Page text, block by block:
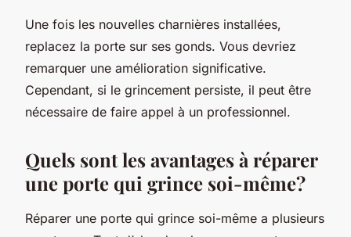
Une fois les nouvelles charnières installées,
replacez la porte sur ses gonds. Vous devriez
remarquer une amélioration significative.
Cependant, si le grincement persiste, il peut être
nécessaire de faire appel à un professionnel.
Quels sont les avantages à réparer
une porte qui grince soi-même?
Réparer une porte qui grince soi-même a plusieurs